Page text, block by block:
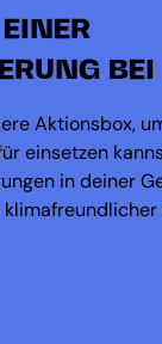
BEI
Aktionsbox,
einsetzen
in deiner